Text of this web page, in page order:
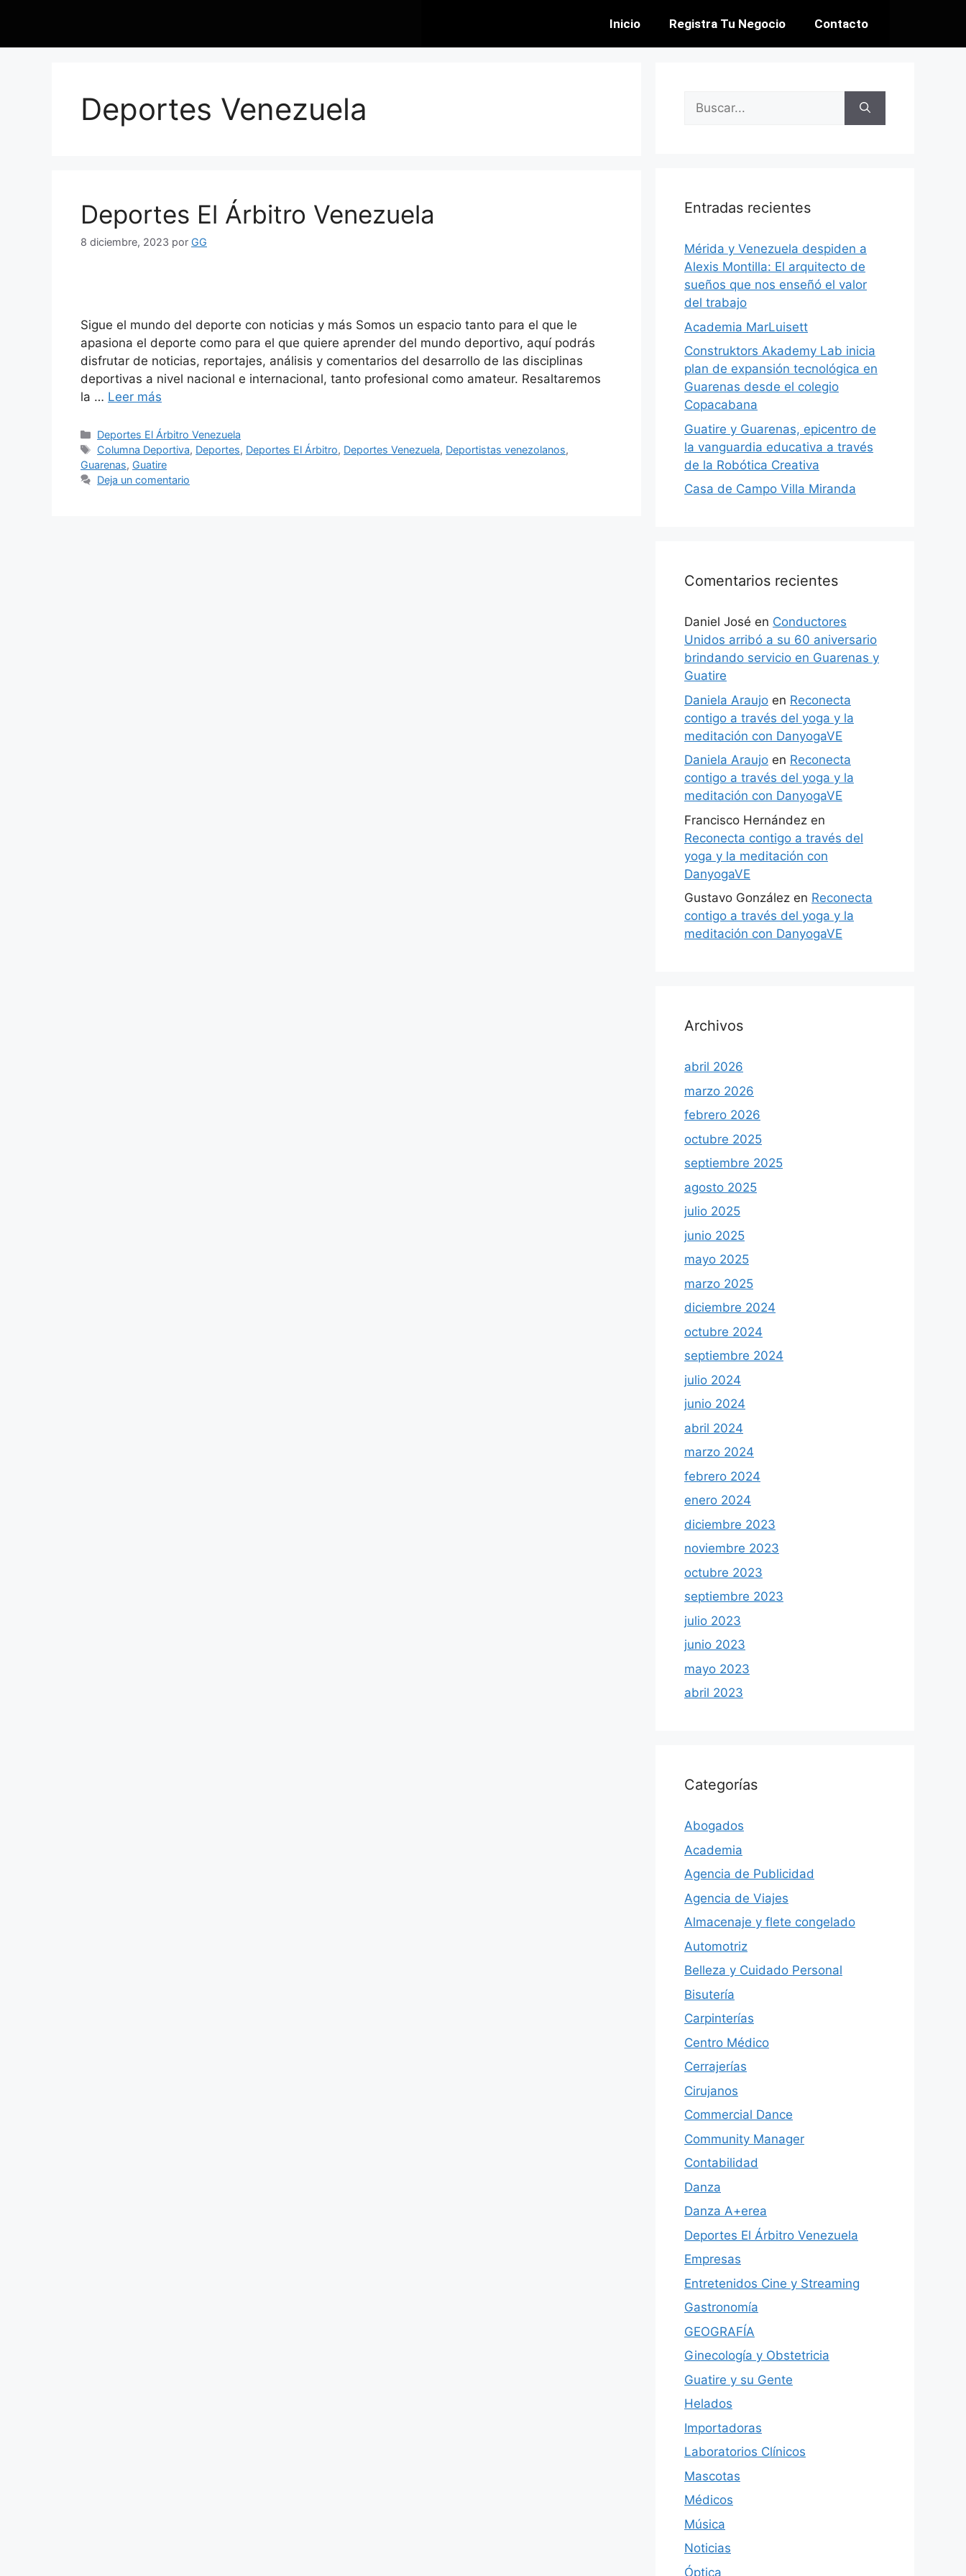
Inicio Registra Tu Negocio Contacto
Deportes Venezuela
Deportes El Árbitro Venezuela
8 diciembre, 2023 por GG
Sigue el mundo del deporte con noticias y más Somos un espacio tanto para el que le
apasiona el deporte como para el que quiere aprender del mundo deportivo, aquí podrás
disfrutar de noticias, reportajes, análisis y comentarios del desarrollo de las disciplinas
deportivas a nivel nacional e internacional, tanto profesional como amateur. Resaltaremos
la … Leer más
Deportes El Árbitro Venezuela
Columna Deportiva, Deportes, Deportes El Árbitro, Deportes Venezuela, Deportistas venezolanos,
Guarenas, Guatire
Deja un comentario
Entradas recientes
​Mérida y Venezuela despiden a
Alexis Montilla: El arquitecto de
sueños que nos enseñó el valor
del trabajo
Academia MarLuisett
Construktors Akademy Lab inicia
plan de expansión tecnológica en
Guarenas desde el colegio
Copacabana
Guatire y Guarenas, epicentro de
la vanguardia educativa a través
de la Robótica Creativa
Casa de Campo Villa Miranda
Comentarios recientes
Daniel José en Conductores
Unidos arribó a su 60 aniversario
brindando servicio en Guarenas y
Guatire
Daniela Araujo en Reconecta
contigo a través del yoga y la
meditación con DanyogaVE
Daniela Araujo en Reconecta
contigo a través del yoga y la
meditación con DanyogaVE
Francisco Hernández en
Reconecta contigo a través del
yoga y la meditación con
DanyogaVE
Gustavo González en Reconecta
contigo a través del yoga y la
meditación con DanyogaVE
Archivos
abril 2026
marzo 2026
febrero 2026
octubre 2025
septiembre 2025
agosto 2025
julio 2025
junio 2025
mayo 2025
marzo 2025
diciembre 2024
octubre 2024
septiembre 2024
julio 2024
junio 2024
abril 2024
marzo 2024
febrero 2024
enero 2024
diciembre 2023
noviembre 2023
octubre 2023
septiembre 2023
julio 2023
junio 2023
mayo 2023
abril 2023
Categorías
Abogados
Academia
Agencia de Publicidad
Agencia de Viajes
Almacenaje y flete congelado
Automotriz
Belleza y Cuidado Personal
Bisutería
Carpinterías
Centro Médico
Cerrajerías
Cirujanos
Commercial Dance
Community Manager
Contabilidad
Danza
Danza A+erea
Deportes El Árbitro Venezuela
Empresas
Entretenidos Cine y Streaming
Gastronomía
GEOGRAFÍA
Ginecología y Obstetricia
Guatire y su Gente
Helados
Importadoras
Laboratorios Clínicos
Mascotas
Médicos
Música
Noticias
Óptica